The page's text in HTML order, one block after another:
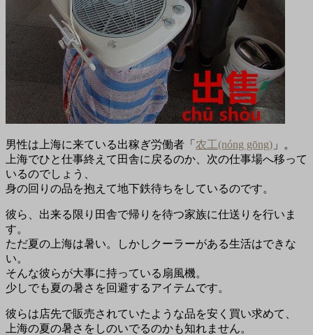
男性は上海に来ている出稼ぎ労働者「 农工(nóng gōng) 」。
上海でひと仕事終えて田舎に戻るのか、次の仕事場へ移って
いるのでしょう、
身の回りの品を抱えて地下鉄待ちをしているのです。
彼ら、出来る限り田舎で帰りを待つ家族に仕送りを行いま
す。
ただ夏の上海は暑い。しかしクーラーがある生活はできな
い。
そんな彼らが大事に持っている扇風機。
少しでも夏の暑さを回避するアイテムです。
彼らは店先で販売されていたような品を安く買い求めて、
上海の夏の暑さをしのいでるのかも知れません。